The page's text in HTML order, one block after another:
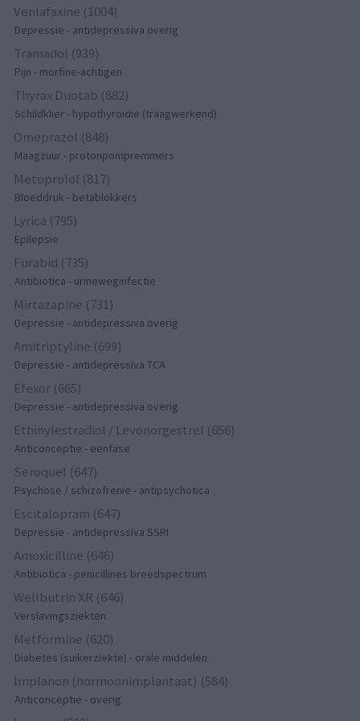
Venlafaxine (1004)
Depressie - antidepressiva overig
Tramadol (939)
Pijn - morfine-achtigen
Thyrax Duotab (882)
Schildklier - hypothyroidie (traagwerkend)
Omeprazol (848)
Maagzuur - protonpompremmers
Metoprolol (817)
Bloeddruk - betablokkers
Lyrica (795)
Epilepsie
Furabid (735)
Antibiotica - urineweginfectie
Mirtazapine (731)
Depressie - antidepressiva overig
Amitriptyline (699)
Depressie - antidepressiva TCA
Efexor (665)
Depressie - antidepressiva overig
Ethinylestradiol / Levonorgestrel (656)
Anticonceptie - eenfase
Seroquel (647)
Psychose / schizofrenie - antipsychotica
Escitalopram (647)
Depressie - antidepressiva SSRI
Amoxicilline (646)
Antibiotica - penicillines breedspectrum
Wellbutrin XR (646)
Verslavingsziekten
Metformine (620)
Diabetes (suikerziekte) - orale middelen
Implanon (hormoonimplantaat) (584)
Anticonceptie - overig